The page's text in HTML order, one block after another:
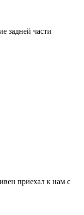
задней части
приехал к нам с